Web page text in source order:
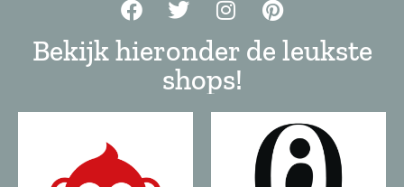
Bekijk hieronder de leukste
shops!